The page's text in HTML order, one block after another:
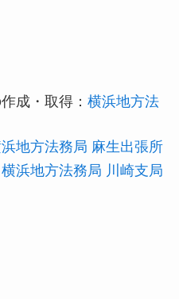
成・取得： 横浜地方法
地方法務局 麻生出張所
横浜地方法務局 川崎支局